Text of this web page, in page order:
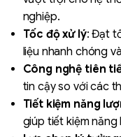
nghiệp.
Tốc độ xử lý: Đạt
liệu nhanh chóng
Công nghệ tiên
tin cậy so với các
Tiết kiệm năng
giúp tiết kiệm